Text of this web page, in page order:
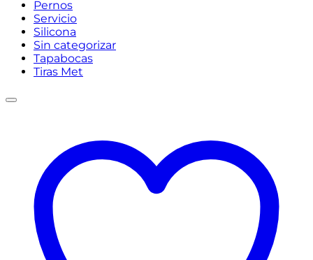
Pernos
Servicio
Silicona
Sin categorizar
Tapabocas
Tiras Met